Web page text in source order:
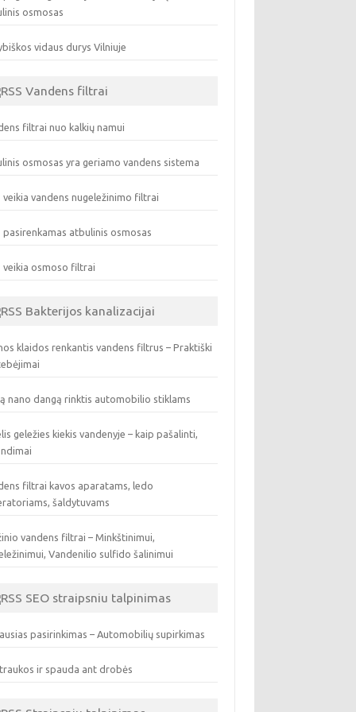
osmosas
vidaus durys Vilniuje
Vandens filtrai
filtrai nuo kalkių namui
osmosas yra geriamo vandens sistema
veikia vandens nugeležinimo filtrai
pasirenkamas atbulinis osmosas
veikia osmoso filtrai
Bakterijos kanalizacijai
klaidos renkantis vandens filtrus – Praktiški
nano dangą rinktis automobilio stiklams
geležies kiekis vandenyje – kaip pašalinti,
filtrai kavos aparatams, ledo
šaldytuvams
vandens filtrai – Minkštinimui,
Vandenilio sulfido šalinimui
SEO straipsniu talpinimas
pasirinkimas – Automobilių supirkimas
ir spauda ant drobės